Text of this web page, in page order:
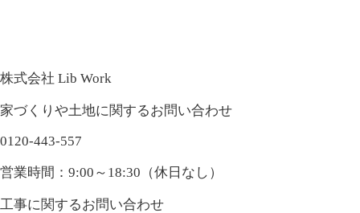
株式会社 Lib Work
家づくりや土地に関するお問い合わせ
0120-443-557
営業時間：9:00～18:30（休日なし）
工事に関するお問い合わせ